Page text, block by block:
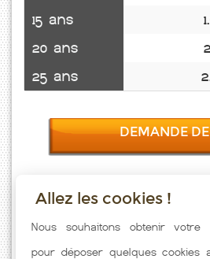
15 ans
20 ans
25 ans
DEMANDE
Taux emprunt actualisés (Prouvy) toutes les
pratiqués par nos partenaires
assurance. Taux crédit immobilier
Allez les cookies !
Nous souhaitons obtenir votre
pour déposer quelques cookies